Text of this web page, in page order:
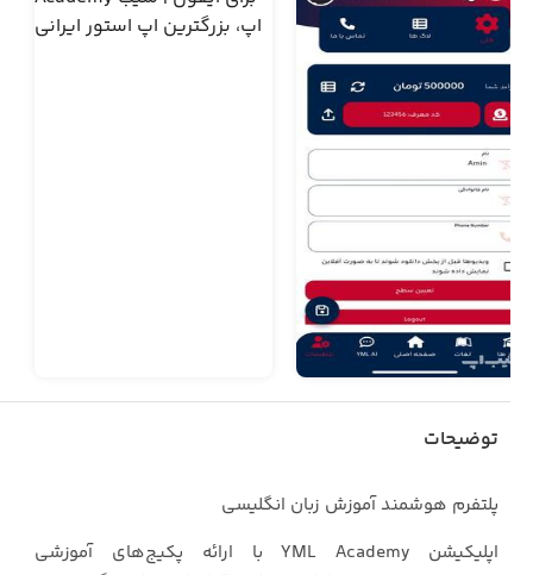
توضیحات
پلتفرم هوشمند آموزش زبان انگلیسی
اپلیکیشن YML Academy با ارائه پکیج‌های آموزشی